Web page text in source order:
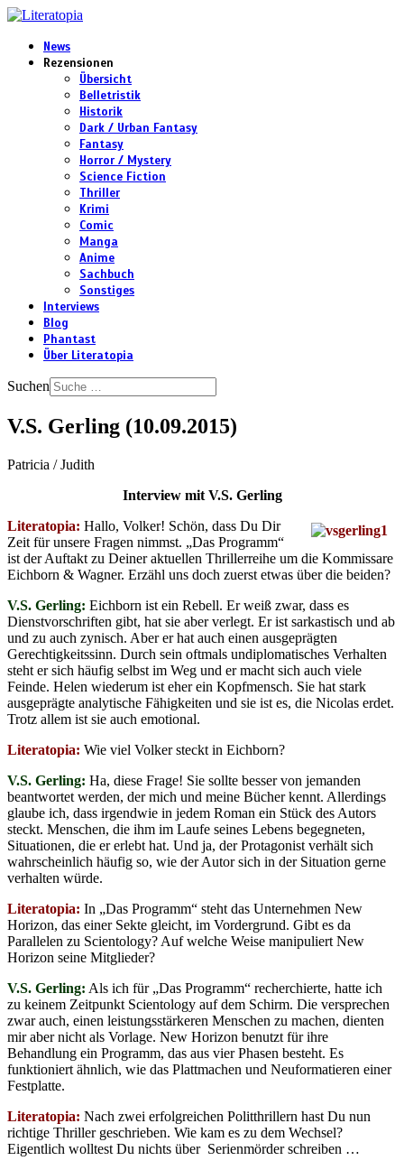
News
Rezensionen
Übersicht
Belletristik
Historik
Dark / Urban Fantasy
Fantasy
Horror / Mystery
Science Fiction
Thriller
Krimi
Comic
Manga
Anime
Sachbuch
Sonstiges
Interviews
Blog
Phantast
Über Literatopia
Suchen
V.S. Gerling (10.09.2015)
Patricia / Judith
Interview mit V.S. Gerling
Literatopia: Hallo, Volker! Schön, dass Du Dir
Zeit für unsere Fragen nimmst. „Das Programm“
ist der Auftakt zu Deiner aktuellen Thrillerreihe um die Kommissare
Eichborn & Wagner. Erzähl uns doch zuerst etwas über die beiden?
V.S. Gerling: Eichborn ist ein Rebell. Er weiß zwar, dass es
Dienstvorschriften gibt, hat sie aber verlegt. Er ist sarkastisch und ab
und zu auch zynisch. Aber er hat auch einen ausgeprägten
Gerechtigkeitssinn. Durch sein oftmals undiplomatisches Verhalten
steht er sich häufig selbst im Weg und er macht sich auch viele
Feinde. Helen wiederum ist eher ein Kopfmensch. Sie hat stark
ausgeprägte analytische Fähigkeiten und sie ist es, die Nicolas erdet.
Trotz allem ist sie auch emotional.
Literatopia: Wie viel Volker steckt in Eichborn?
V.S. Gerling: Ha, diese Frage! Sie sollte besser von jemanden
beantwortet werden, der mich und meine Bücher kennt. Allerdings
glaube ich, dass irgendwie in jedem Roman ein Stück des Autors
steckt. Menschen, die ihm im Laufe seines Lebens begegneten,
Situationen, die er erlebt hat. Und ja, der Protagonist verhält sich
wahrscheinlich häufig so, wie der Autor sich in der Situation gerne
verhalten würde.
Literatopia: In „Das Programm“ steht das Unternehmen New
Horizon, das einer Sekte gleicht, im Vordergrund. Gibt es da
Parallelen zu Scientology? Auf welche Weise manipuliert New
Horizon seine Mitglieder?
V.S. Gerling: Als ich für „Das Programm“ recherchierte, hatte ich
zu keinem Zeitpunkt Scientology auf dem Schirm. Die versprechen
zwar auch, einen leistungsstärkeren Menschen zu machen, dienten
mir aber nicht als Vorlage. New Horizon benutzt für ihre
Behandlung ein Programm, das aus vier Phasen besteht. Es
funktioniert ähnlich, wie das Plattmachen und Neuformatieren einer
Festplatte.
Literatopia: Nach zwei erfolgreichen Politthrillern hast Du nun
richtige Thriller geschrieben. Wie kam es zu dem Wechsel?
Eigentlich wolltest Du nichts über Serienmörder schreiben …